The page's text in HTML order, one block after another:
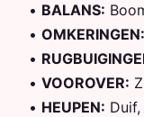
• BALANS:
• OMKERINGEN:
•
• VOOROVER:
• HEUPEN: